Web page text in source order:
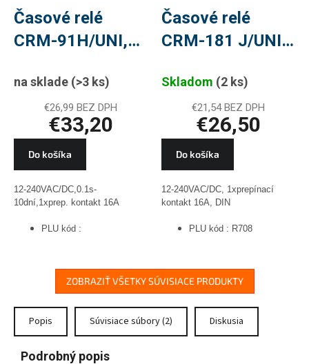
Časové relé
CRM-91H/UNI,
1x16A,0.1s-
10dní, 1x16A,
na sklade (>3 ks)
€26,99 BEZ DPH
€33,20
Do košíka
12-240VAC/DC,0.1s-
10dní,1xprep. kontakt 16A
PLU kód :
Časové relé
CRM-181 J/UNI,
Skladom (2 ks)
€21,54 BEZ DPH
€26,50
Do košíka
12-240VAC/DC, 1xprepínací
kontakt 16A, DIN
PLU kód : R708
ZOBRAZIŤ VŠETKY SÚVISIACE PRODUKTY
Popis Súvisiace súbory (2) Diskusia
Podrobný popis